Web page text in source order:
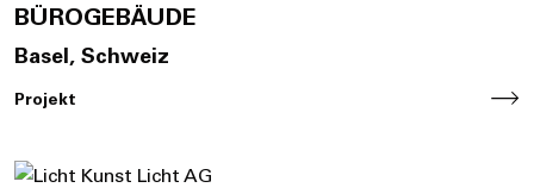
BÜROGEBÄUDE
Basel, Schweiz
Projekt